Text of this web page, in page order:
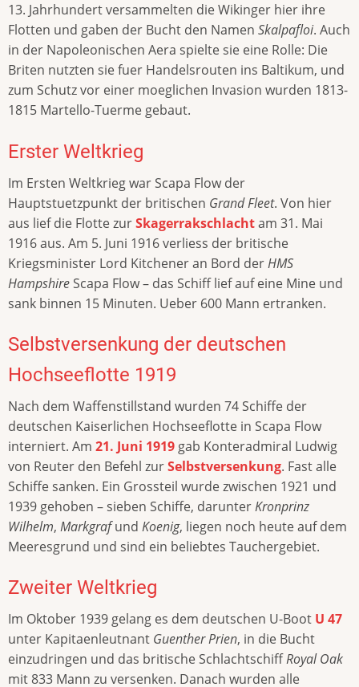
13. Jahrhundert versammelten die Wikinger hier ihre
Flotten und gaben der Bucht den Namen Skalpafloi. Auch
in der Napoleonischen Aera spielte sie eine Rolle: Die
Briten nutzten sie fuer Handelsrouten ins Baltikum, und
zum Schutz vor einer moeglichen Invasion wurden 1813-
1815 Martello-Tuerme gebaut.
Erster Weltkrieg
Im Ersten Weltkrieg war Scapa Flow der
Hauptstuetzpunkt der britischen Grand Fleet. Von hier
aus lief die Flotte zurSkagerrakschlachtam 31. Mai
1916 aus. Am 5. Juni 1916 verliess der britische
Kriegsminister Lord Kitchener an Bord derHMS
HampshireScapa Flow – das Schiff lief auf eine Mine und
sank binnen 15 Minuten. Ueber 600 Mann ertranken.
Selbstversenkung der deutschen
Hochseeflotte 1919
Nach dem Waffenstillstand wurden 74 Schiffe der
deutschen Kaiserlichen Hochseeflotte in Scapa Flow
interniert. Am 21. Juni 1919 gab Konteradmiral Ludwig
von Reuter den Befehl zurSelbstversenkung. Fast alle
Schiffe sanken. Ein Grossteil wurde zwischen 1921 und
1939 gehoben – sieben Schiffe, darunterKronprinz
Wilhelm, Markgrafund Koenig, liegen noch heute auf dem
Meeresgrund und sind ein beliebtes Tauchergebiet.
Zweiter Weltkrieg
Im Oktober 1939 gelang es dem deutschen U-Boot U 47
unter Kapitaenleutnant Guenther Prien, in die Bucht
einzudringen und das britische SchlachtschiffRoyal Oak
mit 833 Mann zu versenken. Danach wurden alle